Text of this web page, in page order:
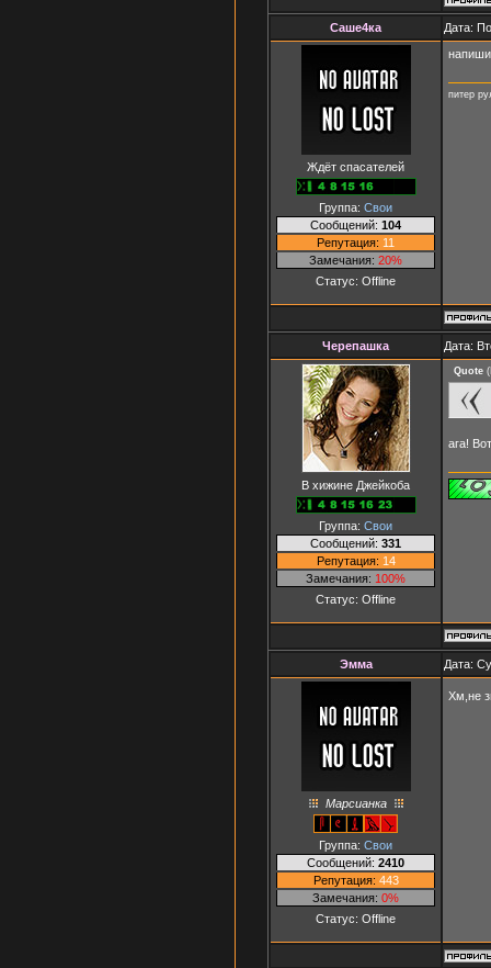
Саше4ка Дата:
Ждёт спасателей
Группа: Свои
Сообщений: 104
Репутация: 11
Замечания: 20%
Статус: Offline
питер
Черепашка Дата:
В хижине Джейкоба
Группа: Свои
Сообщений: 331
Репутация: 14
Замечания: 100%
Статус: Offline
Quote (
ага!
Эмма Дата:
Марсианка
Группа: Свои
Сообщений: 2410
Репутация: 443
Замечания: 0%
Статус: Offline
Хм,не